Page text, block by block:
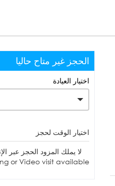
الحجز غير متاح حاليا
اختيار العيادة
اختيار الوقت لحجز
لا يملك المزود الحجز عبر
or Video visit available.